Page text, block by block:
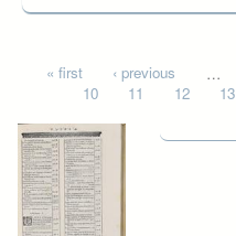
Pages
« first ‹ previous …
10
11 12 13